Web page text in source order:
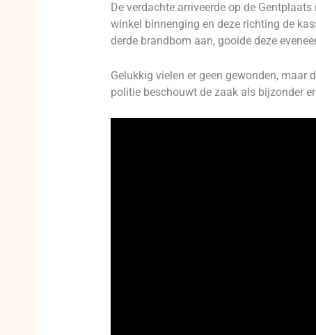
De verdachte arriveerde op de
winkel binnenging en deze richting de
derde brandbom aan, gooide deze
Gelukkig vielen er geen gewonden,
politie beschouwt de zaak als bijzonder